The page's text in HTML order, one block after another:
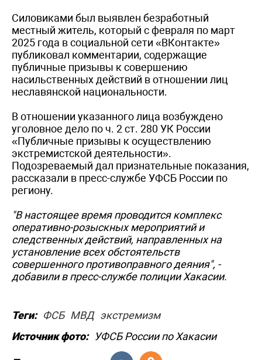
Силовиками был выявлен безработный
местный житель, который с февраля по март
2025 года в социальной сети «ВКонтакте»
публиковал комментарии, содержащие
публичные призывы к совершению
насильственных действий в отношении лиц
неславянской национальности.
В отношении указанного лица возбуждено
уголовное дело по ч. 2 ст. 280 УК России
«Публичные призывы к осуществлению
экстремистской деятельности».
Подозреваемый дал признательные показания,
рассказали в пресс-службе УФСБ России по
региону.
"В настоящее время проводится комплекс
оперативно-розыскных мероприятий и
следственных действий, направленных на
установление всех обстоятельств
совершенного противоправного деяния", -
добавили в пресс-службе полиции Хакасии.
Теги: ФСБ МВД экстремизм
Источник фото:
УФСБ России по Хакасии